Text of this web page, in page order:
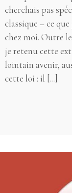
cherchais pas
classique – ce
chez moi. Outre
je retenu cette
lointain avenir,
cette loi : il [...]